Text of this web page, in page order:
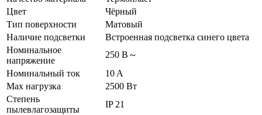
Цвет
Чёрный
Тип поверхности
Матовый
Наличие подсветки
Встроенная подсветка синего цвета
Номинальное
напряжение
250 В～
Номинальный ток
10 A
Max нагрузка
2500 Вт
Степень
пылевлагозащиты
IP 21